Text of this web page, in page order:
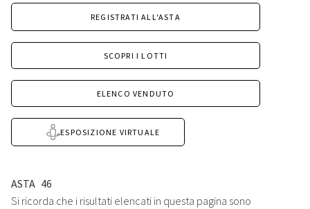
REGISTRATI ALL'ASTA
SCOPRI I LOTTI
ELENCO VENDUTO
ESPOSIZIONE VIRTUALE
ASTA 46
Si ricorda che i risultati elencati in questa pagina sono